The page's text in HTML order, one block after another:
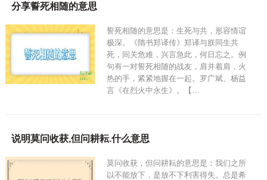
分享誓死相随的意思
誓死相随的意思是：生死与共，形容情谊
极深。《隋书郑译传》郑译与朕同生共
死，间关危难，兴言急此，何日忘之。例
句有一对誓死相随的战友，肩并着肩，火
热的手，紧紧地握在一起。罗广斌、杨益
言《在烈火中永生》。【…
说明莫问收获,但问耕耘.什么意思
莫问收获，但问耕耘的意思是：我们之所
以不能放下，是放不下利害得失。总是希